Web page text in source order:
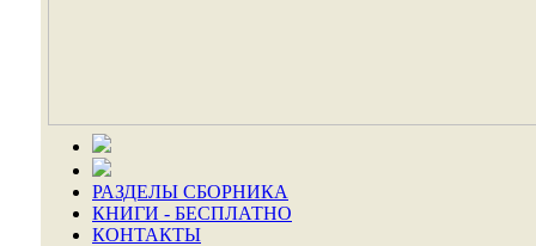
РАЗДЕЛЫ СБОРНИКА
КНИГИ - БЕСПЛАТНО
КОНТАКТЫ